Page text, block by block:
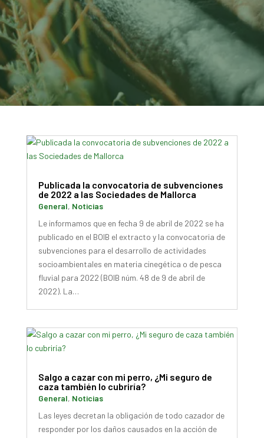
Publicada la convocatoria de subvenciones
de 2022 a las Sociedades de Mallorca
General, Noticias
Le informamos que en fecha 9 de abril de 2022 se ha
publicado en el BOIB el extracto y la convocatoria de
subvenciones para el desarrollo de actividades
socioambientales en materia cinegética o de pesca
fluvial para 2022 (BOIB núm. 48 de 9 de abril de
2022). La…
Salgo a cazar con mi perro, ¿Mi seguro de
caza también lo cubriría?
General, Noticias
Las leyes decretan la obligación de todo cazador de
responder por los daños causados en la acción de